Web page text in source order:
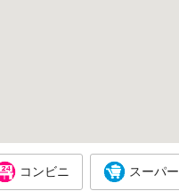
コンビニ スーパー